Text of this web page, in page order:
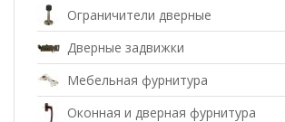
Ограничители дверные
Дверные задвижки
Мебельная фурнитура
Оконная и дверная фурнитура